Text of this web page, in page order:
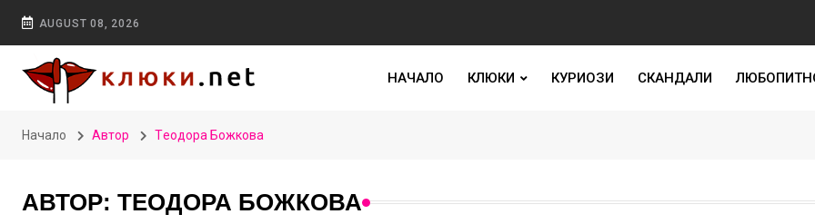
AUGUST 08, 2026
НАЧАЛО КЛЮКИ КУРИОЗИ СКАНДАЛИ
Начало Автор Tеодора Божкова
АВТОР: TЕОДОРА БОЖКОВА